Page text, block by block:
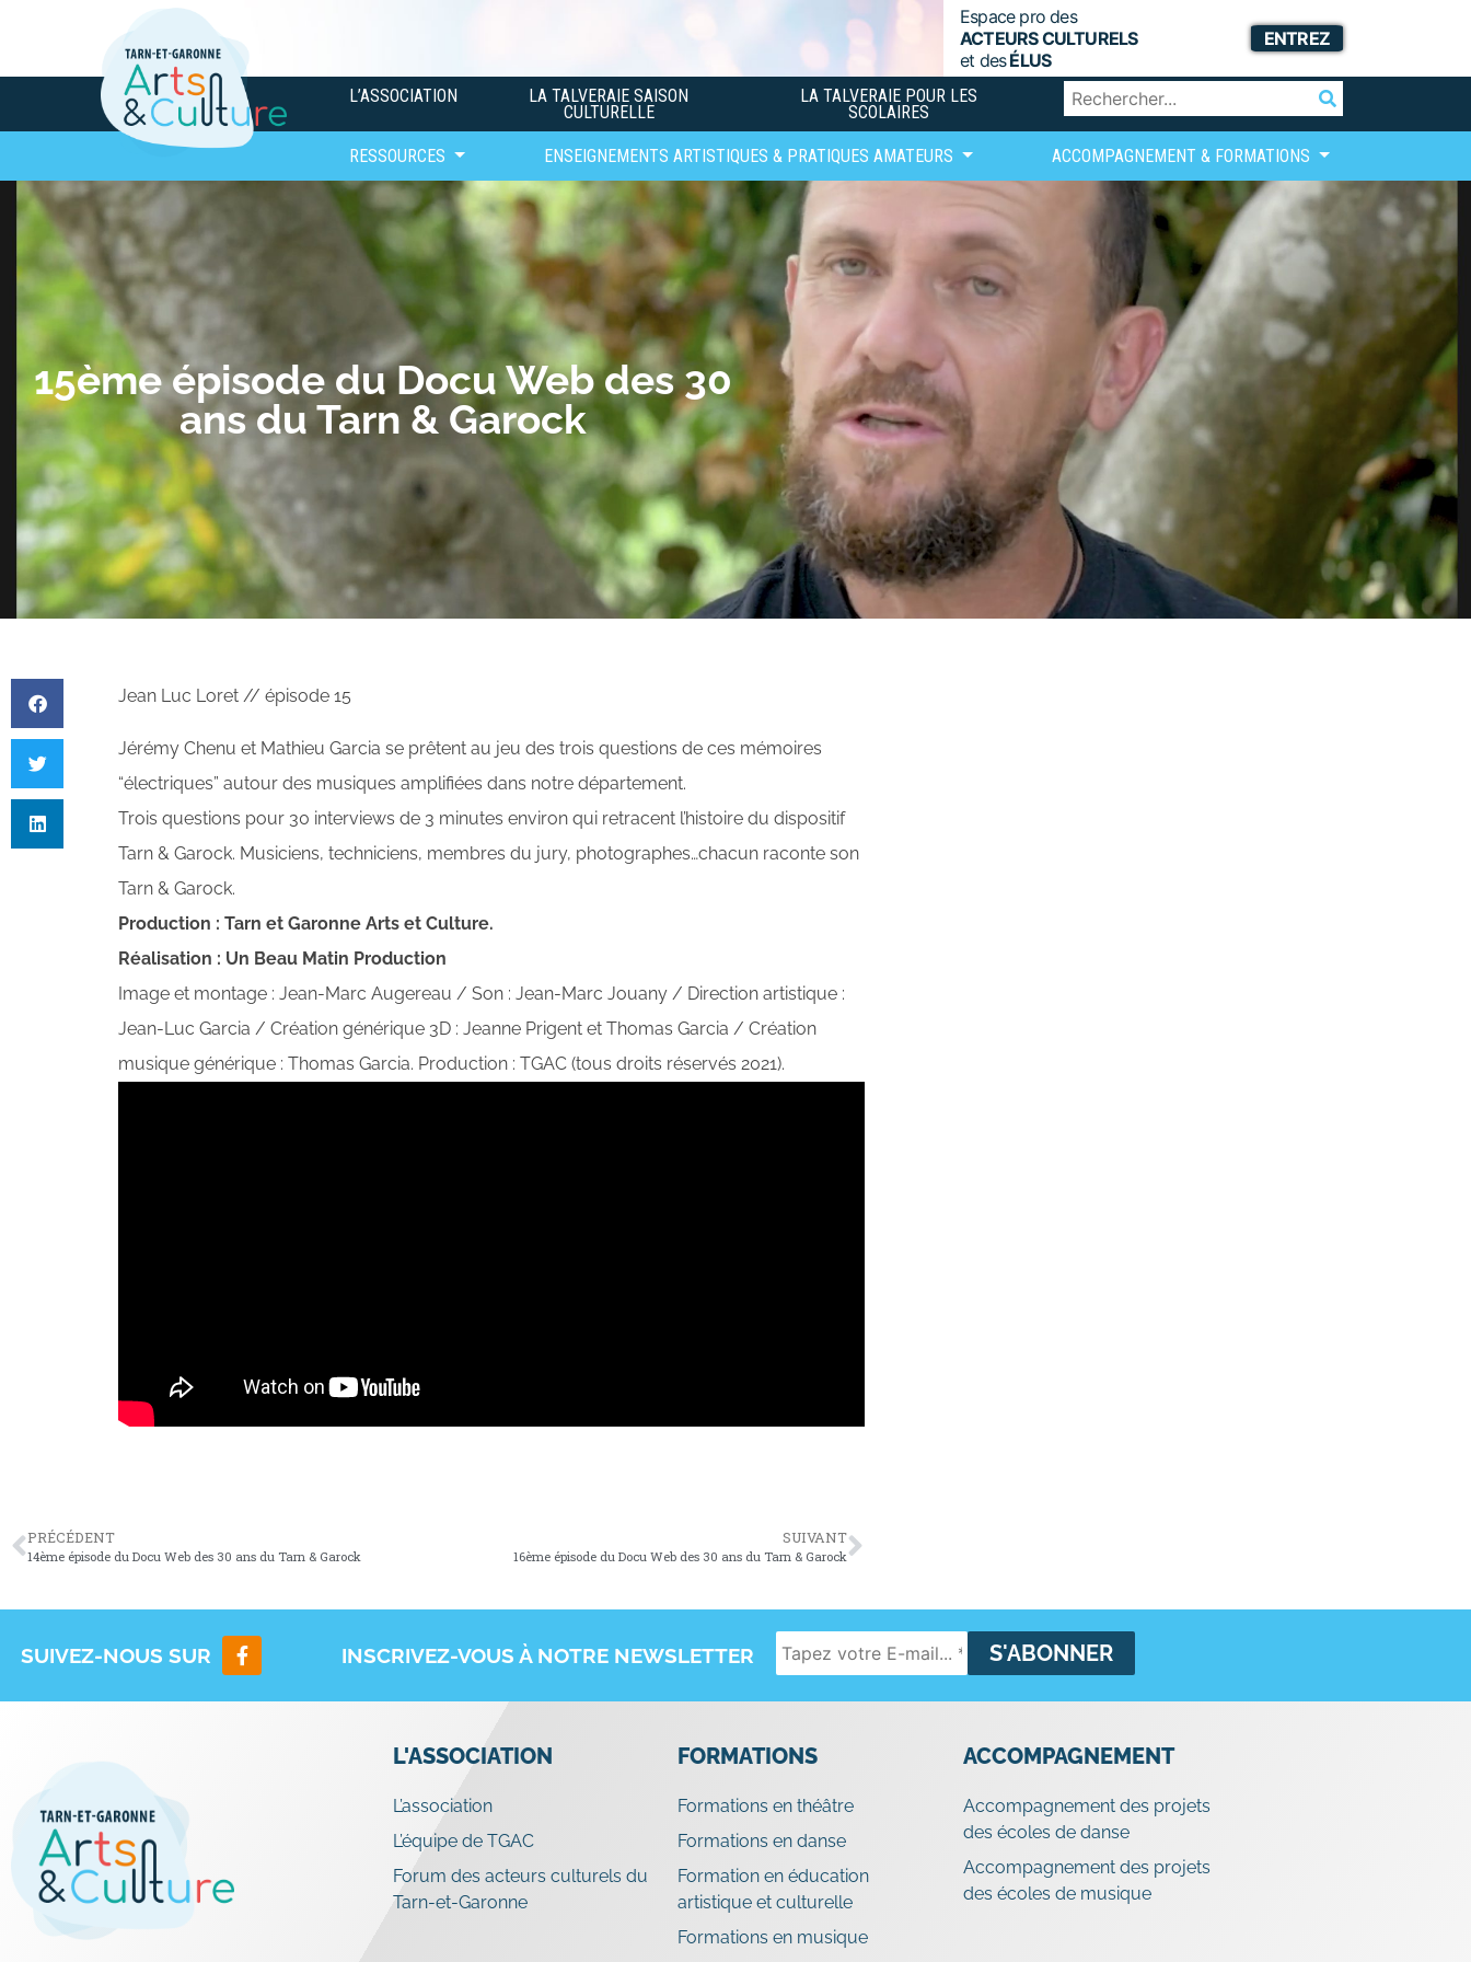
Espace pro des
ACTEURS CULTURELS
et desÉLUS
ENTREZ
L’ASSOCIATION LA TALVERAIE SAISON
CULTURELLE
LA TALVERAIE POUR LES
SCOLAIRES
RESSOURCES ENSEIGNEMENTS ARTISTIQUES & PRATIQUES AMATEURS ACCOMPAGNEMENT & FORMATIONS
15ème épisode du Docu Web des 30
ans du Tarn & Garock
Jean Luc Loret // épisode 15
Jérémy Chenu et Mathieu Garcia se prêtent au jeu des trois questions de ces mémoires
“électriques” autour des musiques amplifiées dans notre département.
Trois questions pour 30 interviews de 3 minutes environ qui retracent l’histoire du dispositif
Tarn & Garock. Musiciens, techniciens, membres du jury, photographes…chacun raconte son
Tarn & Garock.
Production : Tarn et Garonne Arts et Culture.
Réalisation : Un Beau Matin Production
Image et montage : Jean-Marc Augereau / Son : Jean-Marc Jouany / Direction artistique :
Jean-Luc Garcia / Création générique 3D : Jeanne Prigent et Thomas Garcia / Création
musique générique : Thomas Garcia. Production : TGAC (tous droits réservés 2021).
PRÉCÉDENT
14ème épisode du Docu Web des 30 ans du Tarn & Garock
SUIVANT
16ème épisode du Docu Web des 30 ans du Tarn & Garock
SUIVEZ-NOUS SUR INSCRIVEZ-VOUS À NOTRE NEWSLETTER
L'ASSOCIATION
L’association
L’équipe de TGAC
Forum des acteurs culturels du
Tarn-et-Garonne
FORMATIONS
Formations en théâtre
Formations en danse
Formation en éducation
artistique et culturelle
Formations en musique
ACCOMPAGNEMENT
Accompagnement des projets
des écoles de danse
Accompagnement des projets
des écoles de musique